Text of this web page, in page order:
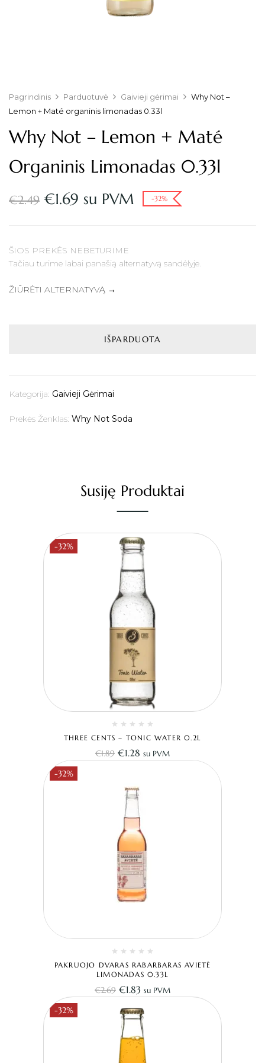
Pagrindinis Parduotuvė Gaivieji gėrimai
Why Not –
Lemon + Maté organinis limonadas 0.33l
Why Not – Lemon + Maté
Organinis Limonadas 0.33l
€2.49 €1.69 su PVM -32%
ŠIOS PREKĖS NEBETURIME
Tačiau turime labai panašią alternatyvą sandėlyje.
ŽIŪRĖTI ALTERNATYVĄ →
IŠPARDUOTA
Kategorija: Gaivieji Gėrimai
Prekės Ženklas: Why Not Soda
Susiję Produktai
-32%
THREE CENTS – TONIC WATER 0.2L
€1.89 €1.28 su PVM
-32%
PAKRUOJO DVARAS RABARBARAS AVIETĖ
LIMONADAS 0.33L
€2.69 €1.83 su PVM
-32%